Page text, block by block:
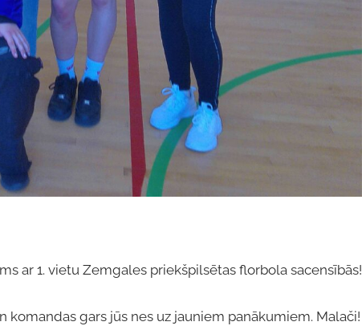
ar 1. vietu Zemgales priekšpilsētas florbola sacensībās!
komandas gars jūs nes uz jauniem panākumiem. Malači!